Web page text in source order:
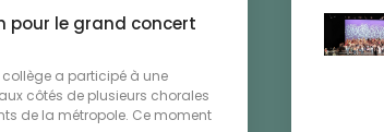
pour le grand concert
a participé à une
côtés de plusieurs chorales
de la métropole. Ce moment